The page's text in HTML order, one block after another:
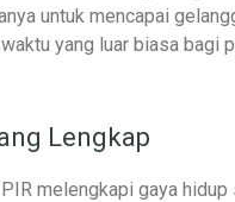
untuk mencapai
yang luar biasa bagi
Lengkap
melengkapi gaya hidup